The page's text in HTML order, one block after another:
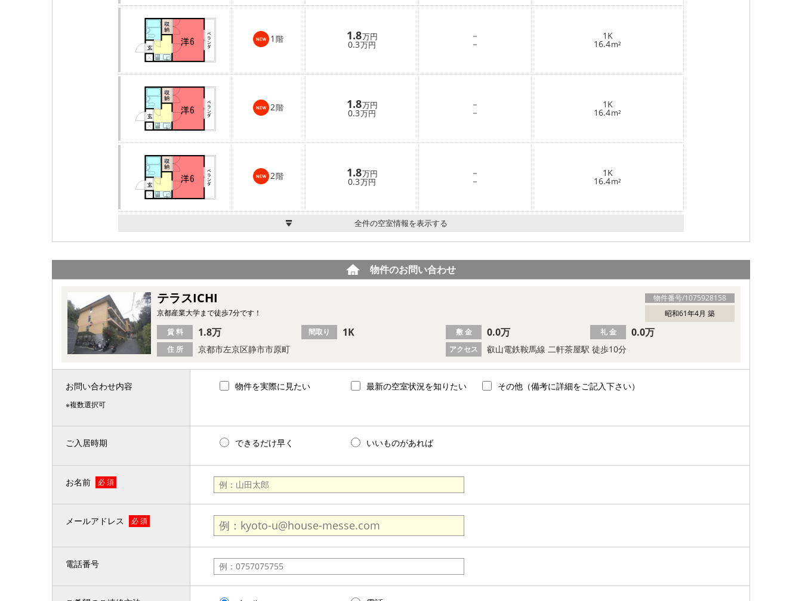
1 階 1.8万円
0.3万円
－
－
1K
16.4m²
2階 1.8万円
0.3万円
－
－
1K
16.4m²
2階 1.8万円
0.3万円
－
－
1K
16.4m²
全件の空室情報を表示する
物件のお問い合わせ
物件番号/1075928158
テラスICHI
昭和61年4月 築
京都産業大学まで徒歩7分です！
住 所 京都市左京区静市市原町 アクセス 叡山電鉄鞍馬線 二軒茶屋駅 徒歩10分
賃 料 1.8万 間取り 1K 敷 金 0.0万 礼 金 0.0万
お問い合わせ内容
※複数選択可
物件を実際に見たい 最新の空室状況を知りたい その他（備考に詳細をご記入下さい）
ご入居時期 できるだけ早く いいものがあれば
お名前 必 須
メールアドレス 必 須
電話番号